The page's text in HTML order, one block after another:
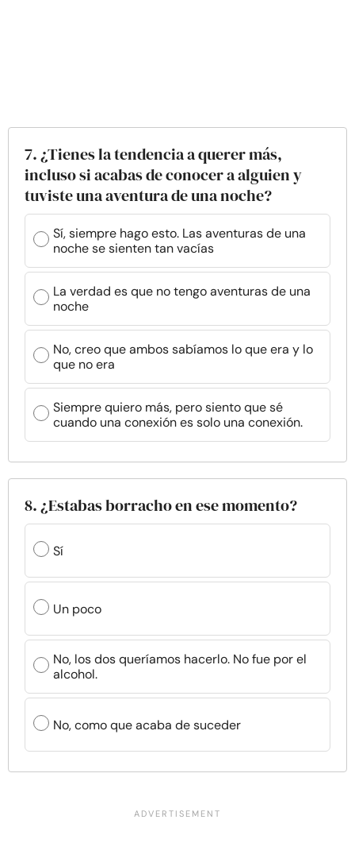
7. ¿Tienes la tendencia a querer más,
incluso si acabas de conocer a alguien y
tuviste una aventura de una noche?
Sí, siempre hago esto. Las aventuras de una
noche se sienten tan vacías
La verdad es que no tengo aventuras de una
noche
No, creo que ambos sabíamos lo que era y lo
que no era
Siempre quiero más, pero siento que sé
cuando una conexión es solo una conexión.
8. ¿Estabas borracho en ese momento?
Sí
Un poco
No, los dos queríamos hacerlo. No fue por el
alcohol.
No, como que acaba de suceder